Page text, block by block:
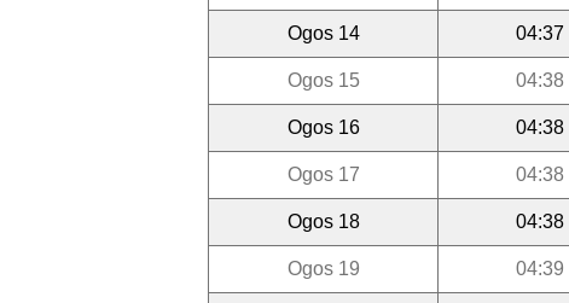
Ogos 14 04:37
Ogos 15 04:38
Ogos 16 04:38
Ogos 17 04:38
Ogos 18 04:38
Ogos 19 04:39